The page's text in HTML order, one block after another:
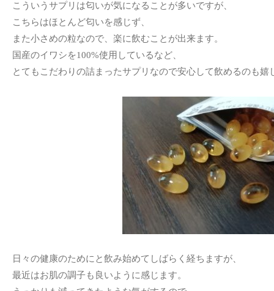
こういうサプリは匂いが気になることが多いですが、
こちらはほとんど匂いを感じず、
また小さめの粒なので、楽に飲むことが出来ます。
国産のイワシを100%使用しているなど、
とてもこだわりの詰まったサプリなので安心して飲めるのも嬉
日々の健康のためにと飲み始めてしばらく経ちますが、
最近はお肌の調子も良いように感じます。